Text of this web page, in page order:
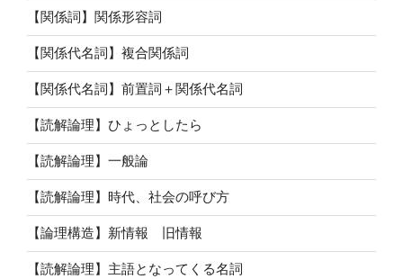
【関係詞】関係形容詞
【関係代名詞】複合関係詞
【関係代名詞】前置詞＋関係代名詞
【読解論理】ひょっとしたら
【読解論理】一般論
【読解論理】時代、社会の呼び方
【論理構造】新情報 旧情報
【読解論理】主語となってくる名詞